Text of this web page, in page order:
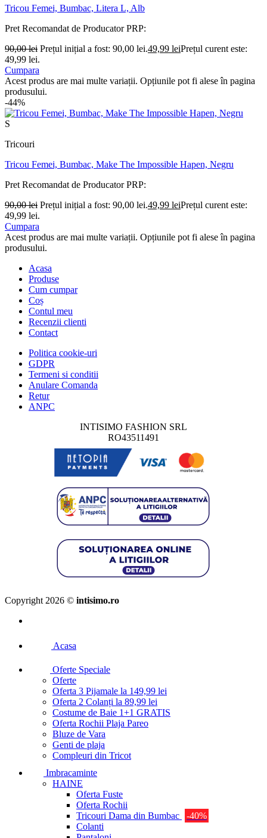
Tricou Femei, Bumbac, Litera L, Alb
Pret Recomandat de ProducatorPRP:
90,00lei Prețul inițial a fost: 90,00 lei.49,99 leiPrețul curent este:
49,99 lei.
Cumpara
Acest produs are mai multe variații. Opțiunile pot fi alese în pagina
produsului.
-44%
S
Tricouri
Tricou Femei, Bumbac, Make The Impossible Hapen, Negru
Pret Recomandat de ProducatorPRP:
90,00lei Prețul inițial a fost: 90,00 lei.49,99 leiPrețul curent este:
49,99 lei.
Cumpara
Acest produs are mai multe variații. Opțiunile pot fi alese în pagina
produsului.
Acasa
Produse
Cum cumpar
Coș
Contul meu
Recenzii clienti
Contact
Politica cookie-uri
GDPR
Termeni si conditii
Anulare Comanda
Retur
ANPC
INTISIMO FASHION SRL
RO43511491
Copyright 2026 © intisimo.ro
Acasa
Oferte Speciale
Oferte
Oferta 3 Pijamale la 149,99 lei
Oferta 2 Colanți la 89,99 lei
Costume de Baie 1+1 GRATIS
Oferta Rochii Plaja Pareo
Bluze de Vara
Genti de plaja
Compleuri din Tricot
Imbracaminte
HAINE
Oferta Fuste
Oferta Rochii
Tricouri Dama din Bumbac
-40%
Colanti